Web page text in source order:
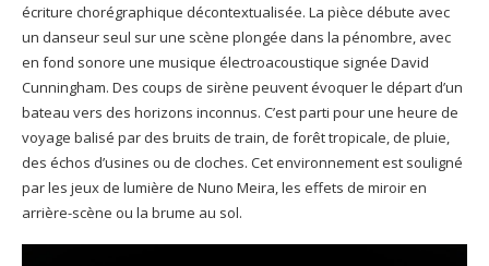
écriture chorégraphique décontextualisée. La pièce débute avec
un danseur seul sur une scène plongée dans la pénombre, avec
en fond sonore une musique électroacoustique signée David
Cunningham. Des coups de sirène peuvent évoquer le départ d’un
bateau vers des horizons inconnus. C’est parti pour une heure de
voyage balisé par des bruits de train, de forêt tropicale, de pluie,
des échos d’usines ou de cloches. Cet environnement est souligné
par les jeux de lumière de Nuno Meira, les effets de miroir en
arrière-scène ou la brume au sol.